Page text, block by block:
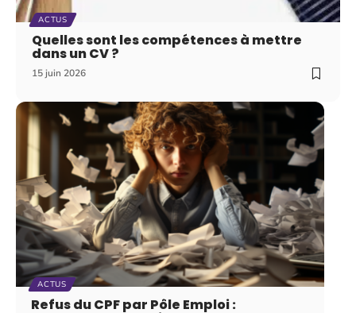
ACTUS
Quelles sont les compétences à mettre
dans un CV ?
15 juin 2026
ACTUS
Refus du CPF par Pôle Emploi :